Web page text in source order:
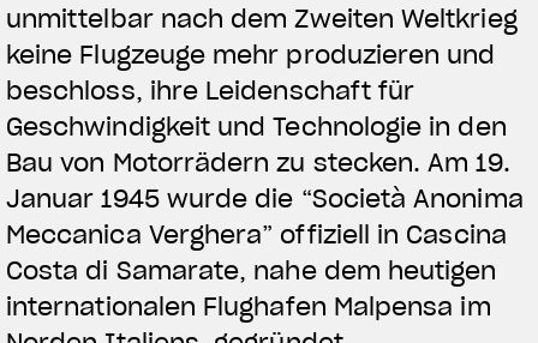
unmittelbar nach dem Zweiten Weltkrieg
keine Flugzeuge mehr produzieren und
beschloss, ihre Leidenschaft für
Geschwindigkeit und Technologie in den
Bau von Motorrädern zu stecken. Am 19.
Januar 1945 wurde die “Società Anonima
Meccanica Verghera” offiziell in Cascina
Costa di Samarate, nahe dem heutigen
internationalen Flughafen Malpensa im